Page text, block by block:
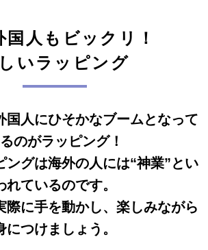
国人もビックリ！
いラッピング
国人にひそかなブームとなって
のがラッピング！
ングは海外の人には“神業”とい
れているのです。
際に手を動かし、楽しみながら
につけましょう。